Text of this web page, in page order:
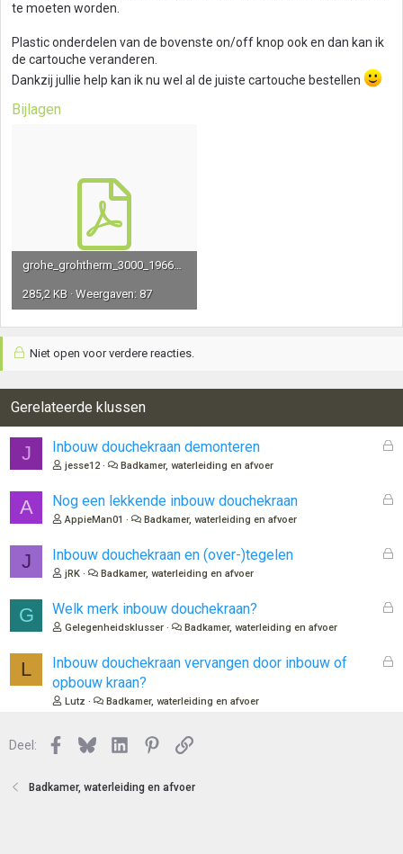
te moeten worden.
Plastic onderdelen van de bovenste on/off knop ook en dan kan ik
de cartouche veranderen.
Dankzij jullie help kan ik nu wel al de juiste cartouche bestellen
Bijlagen
grohe_grohtherm_3000_19665_000_19665_000.pdf
285,2 KB · Weergaven: 87
Niet open voor verdere reacties.
Gerelateerde klussen
J
G
l
n
Inbouw douchekraan demonteren
jesse12 Badkamer, waterleiding en afvoer
A
G
l
n
Nog een lekkende inbouw douchekraan
AppieMan01 Badkamer, waterleiding en afvoer
J
G
l
n
Inbouw douchekraan en (over-)tegelen
jRK Badkamer, waterleiding en afvoer
G
G
l
Welk merk inbouw douchekraan?
Gelegenheidsklusser Badkamer, waterleiding en afvoer
L
G
Inbouw douchekraan vervangen door inbouw of
opbouw kraan?
Lutz Badkamer, waterleiding en afvoer
Deel: Facebook
BlueskyLinkedInPinterest
Link
Badkamer, waterleiding en afvoer